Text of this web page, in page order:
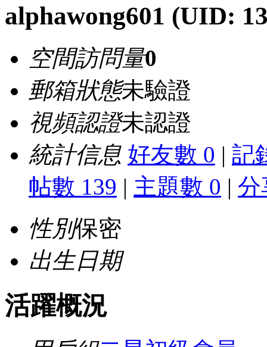
alphawong601 (UID:
空間訪問量0
郵箱狀態未驗證
視頻認證未認證
統計信息 好友數 0 | 記
帖數 139 | 主題數 0 | 分
性別保密
出生日期
活躍概況